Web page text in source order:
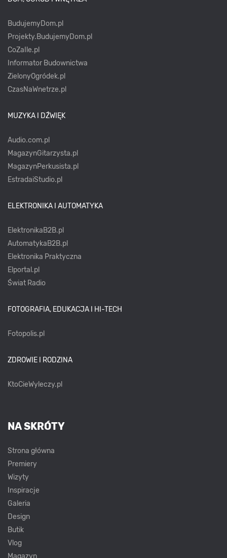
BudujemyDom.pl
Projekty.BudujemyDom.pl
CoZaIle.pl
Informator Budownictwa
ZielonyOgródek.pl
CzasNaWnetrze.pl
MUZYKA I DŹWIĘK
Audio.com.pl
MagazynGitarzysta.pl
MagazynPerkusista.pl
EstradaiStudio.pl
ELEKTRONIKA I AUTOMATYKA
ElektronikaB2B.pl
AutomatykaB2B.pl
Elektronika Praktyczna
Elportal.pl
Świat Radio
FOTOGRAFIA, EDUKACJA I HI-TECH
Fotopolis.pl
ZDROWIE I RODZINA
KtoCieWyleczy.pl
NA SKRÓTY
Strona główna
Premiery
Wizyty
Inspiracje
Galeria
Design
Butik
Vlog
Magazyn